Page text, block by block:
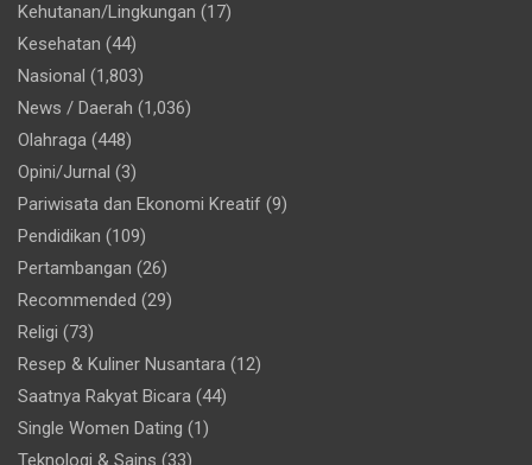
Kehutanan/Lingkungan (17)
Kesehatan (44)
Nasional (1,803)
News / Daerah (1,036)
Olahraga (448)
Opini/Jurnal (3)
Pariwisata dan Ekonomi Kreatif (9)
Pendidikan (109)
Pertambangan (26)
Recommended (29)
Religi (73)
Resep & Kuliner Nusantara (12)
Saatnya Rakyat Bicara (44)
Single Women Dating (1)
Teknologi & Sains (33)